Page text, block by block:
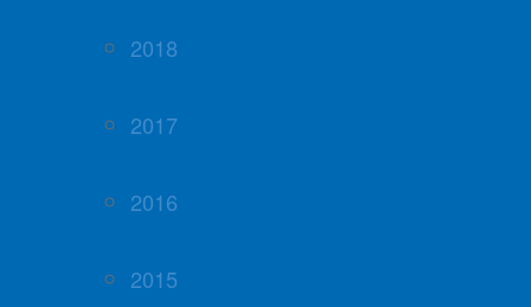
2018
2017
2016
2015